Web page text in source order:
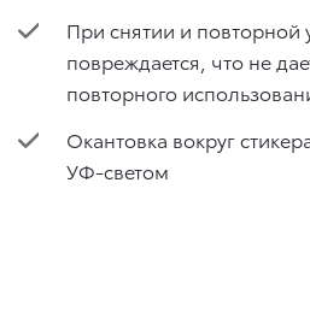
При снятии и повторной
повреждается, что не
повторного
Окантовка вокруг
УФ-светом